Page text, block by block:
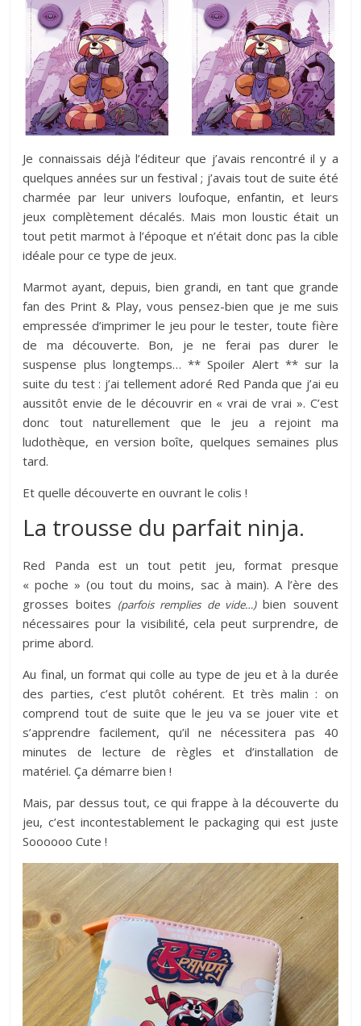
Je connaissais déjà l’éditeur que j’avais rencontré il y a
quelques années sur un festival ; j’avais tout de suite été
charmée par leur univers loufoque, enfantin, et leurs
jeux complètement décalés. Mais mon loustic était un
tout petit marmot à l’époque et n’était donc pas la cible
idéale pour ce type de jeux.
Marmot ayant, depuis, bien grandi, en tant que grande
fan des Print & Play, vous pensez-bien que je me suis
empressée d’imprimer le jeu pour le tester, toute fière
de ma découverte. Bon, je ne ferai pas durer le
suspense plus longtemps… ** Spoiler Alert ** sur la
suite du test : j’ai tellement adoré Red Panda que j’ai eu
aussitôt envie de le découvrir en « vrai de vrai ». C’est
donc tout naturellement que le jeu a rejoint ma
ludothèque, en version boîte, quelques semaines plus
tard.
Et quelle découverte en ouvrant le colis !
La trousse du parfait ninja.
Red Panda est un tout petit jeu, format presque
« poche » (ou tout du moins, sac à main). A l’ère des
grosses boites (parfois remplies de vide…)bien souvent
nécessaires pour la visibilité, cela peut surprendre, de
prime abord.
Au final, un format qui colle au type de jeu et à la durée
des parties, c’est plutôt cohérent. Et très malin : on
comprend tout de suite que le jeu va se jouer vite et
s’apprendre facilement, qu’il ne nécessitera pas 40
minutes de lecture de règles et d’installation de
matériel. Ça démarre bien !
Mais, par dessus tout, ce qui frappe à la découverte du
jeu, c’est incontestablement le packaging qui est juste
Soooooo Cute !